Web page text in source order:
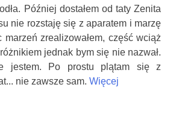
Później dostałem od taty Zenita
nie rozstaję się z aparatem i marzę
zrealizowałem, część wciąż
jednak bym się nie nazwał.
jestem. Po prostu plątam się z
nie zawsze sam. Więcej